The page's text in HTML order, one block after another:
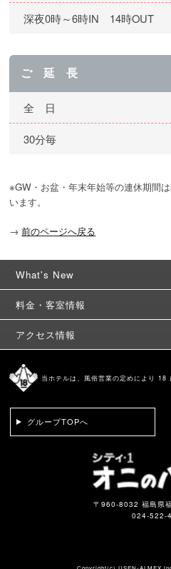
深夜0時～6時IN 14時OUT
ご 延 長
全 日
30分毎
※GW・お盆・年末年始等の連休期間
います。
→ 前のページへ戻る
What's New
料金・客室情報
アクセス情報
当ホテルは、風俗営業の定めにより 18
グループTOPへ
〒960-8032 福島県
024-522-